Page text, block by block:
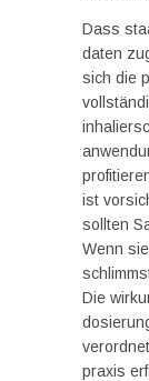
Dass
daten
sich die
ist
sollten
Wenn
Die
praxis